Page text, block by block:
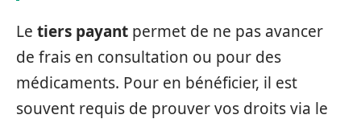
Le tiers payant permet de ne pas avancer
de frais en consultation ou pour des
médicaments. Pour en bénéficier, il est
souvent requis de prouver vos droits via le